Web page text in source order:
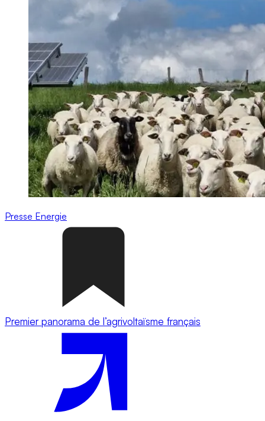
Presse Energie
Premier panorama de l’agrivoltaïsme français